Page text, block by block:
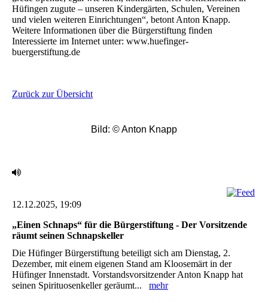
Hüfingen zugute – unseren Kindergärten, Schulen, Vereinen
und vielen weiteren Einrichtungen“, betont Anton Knapp.
Weitere Informationen über die Bürgerstiftung finden
Interessierte im Internet unter: www.huefinger-
buergerstiftung.de
Zurück zur Übersicht
Bild: © Anton Knapp
12.12.2025, 19:09
‎„Einen Schnaps“ für die Bürgerstiftung - Der Vorsitzende
räumt seinen Schnapskeller
Die Hüfinger Bürgerstiftung beteiligt sich am Dienstag, 2.
Dezember, mit einem eigenen Stand am ‎Kloosemärt in der
Hüfinger Innenstadt. Vorstandsvorsitzender Anton Knapp hat
seinen ‎Spirituosenkeller geräumt... mehr